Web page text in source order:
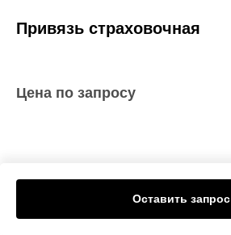
Привязь страховочная
Оставить запрос
Цена по запросу